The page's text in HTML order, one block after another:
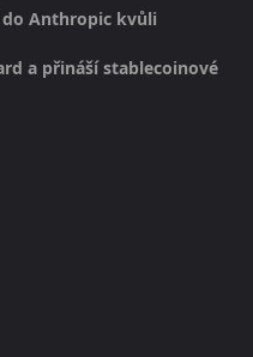
do Anthropic kvůli
a přináší stablecoinové